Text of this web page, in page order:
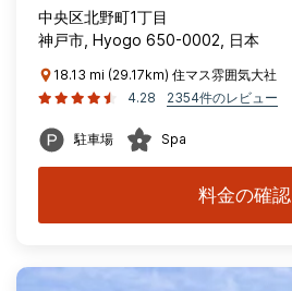
中央区北野町1丁目
神戸市, Hyogo 650-0002, 日本
18.13 mi (29.17km) 住マス雰囲気大社
4.28
2354件のレビュー
駐車場 Spa
料金の確認